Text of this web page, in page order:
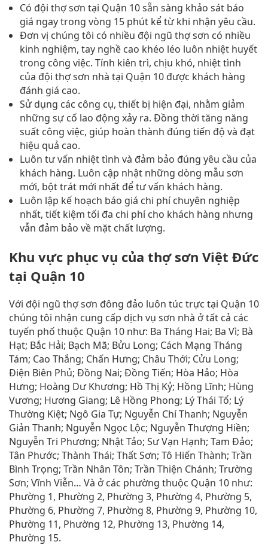
Có đội thợ sơn tại Quận 10 sẵn sàng khảo sát báo
giá ngay trong vòng 15 phút kể từ khi nhận yêu cầu.
Đơn vị chúng tôi có nhiều đội ngũ thợ sơn có nhiều
kinh nghiệm, tay nghề cao khéo léo luôn nhiệt huyết
trong công việc. Tính kiên trì, chịu khó, nhiệt tình
của đội thợ sơn nhà tại Quận 10 được khách hàng
đánh giá cao.
Sử dụng các công cụ, thiết bị hiện đại, nhằm giảm
những sự cố lao động xảy ra. Đồng thời tăng năng
suất công việc, giúp hoàn thành đúng tiến độ và đạt
hiệu quả cao.
Luôn tư vấn nhiệt tình và đảm bảo đúng yêu cầu của
khách hàng. Luôn cập nhật những dòng mẫu sơn
mới, bột trát mới nhất để tư vấn khách hàng.
Luôn lập kế hoạch báo giá chi phí chuyên nghiệp
nhất, tiết kiệm tối đa chi phí cho khách hàng nhưng
vẫn đảm bảo về mặt chất lượng.
Khu vực phục vụ của thợ sơn Việt Đức
tại Quận 10
Với đội ngũ thợ sơn đông đảo luôn túc trực tại Quận 10
chúng tôi nhận cung cấp dịch vụ sơn nhà ở tất cả các
tuyến phố thuộc Quận 10 như: Ba Tháng Hai; Ba Vì; Bà
Hạt; Bắc Hải; Bạch Mã; Bửu Long; Cách Mạng Tháng
Tám; Cao Thắng; Chấn Hưng; Châu Thới; Cửu Long;
Điện Biên Phủ; Đồng Nai; Đồng Tiến; Hòa Hảo; Hòa
Hưng; Hoàng Dư Khương; Hồ Thị Kỷ; Hồng Lĩnh; Hùng
Vương; Hương Giang; Lê Hồng Phong; Lý Thái Tổ; Lý
Thường Kiệt; Ngô Gia Tự; Nguyễn Chí Thanh; Nguyễn
Giản Thanh; Nguyễn Ngọc Lộc; Nguyễn Thượng Hiền;
Nguyễn Tri Phương; Nhật Tảo; Sư Vạn Hạnh; Tam Đảo;
Tân Phước; Thành Thái; Thất Sơn; Tô Hiến Thành; Trần
Bình Trọng; Trần Nhân Tôn; Trần Thiện Chánh; Trường
Sơn; Vĩnh Viễn… Và ở các phường thuộc Quận 10 như:
Phường 1, Phường 2, Phường 3, Phường 4, Phường 5,
Phường 6, Phường 7, Phường 8, Phường 9, Phường 10,
Phường 11, Phường 12, Phường 13, Phường 14,
Phường 15.